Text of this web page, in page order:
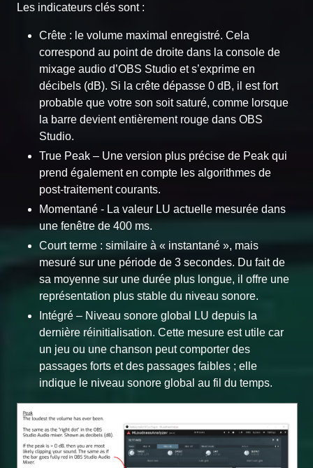
Les indicateurs clés sont :
Crête : le volume maximal enregistré. Cela
correspond au point de droite dans la console de
mixage audio d’OBS Studio et s’exprime en
décibels (dB). Si la crête dépasse 0 dB, il est fort
probable que votre son soit saturé, comme lorsque
la barre devient entièrement rouge dans OBS
Studio.
True Peak – Une version plus précise de Peak qui
prend également en compte les algorithmes de
post-traitement courants.
Momentané - La valeur LU actuelle mesurée dans
une fenêtre de 400 ms.
Court terme : similaire à « instantané », mais
mesuré sur une période de 3 secondes. Du fait de
sa moyenne sur une durée plus longue, il offre une
représentation plus stable du niveau sonore.
Intégré – Niveau sonore global LU depuis la
dernière réinitialisation. Cette mesure est utile car
un jeu ou une chanson peut comporter des
passages forts et des passages faibles ; elle
indique le niveau sonore global au fil du temps.